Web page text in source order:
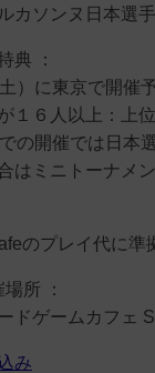
カソンヌ日本選
典 ：
）に東京で開催
１６人以上：上
の開催では日本
はミニトーナメ
のプレイ代に準
所 ：
ドゲームカフェ
み